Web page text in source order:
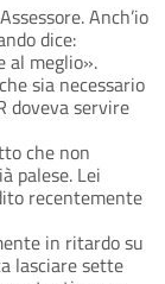
Anch’io
dice:
al meglio».
sia necessario
doveva servire
che non
palese. Lei
recentemente
in ritardo su
lasciare sette